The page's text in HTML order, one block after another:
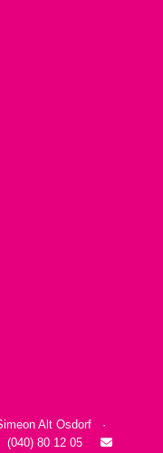
Alt Osdorf ·
(040) 80 12 05 